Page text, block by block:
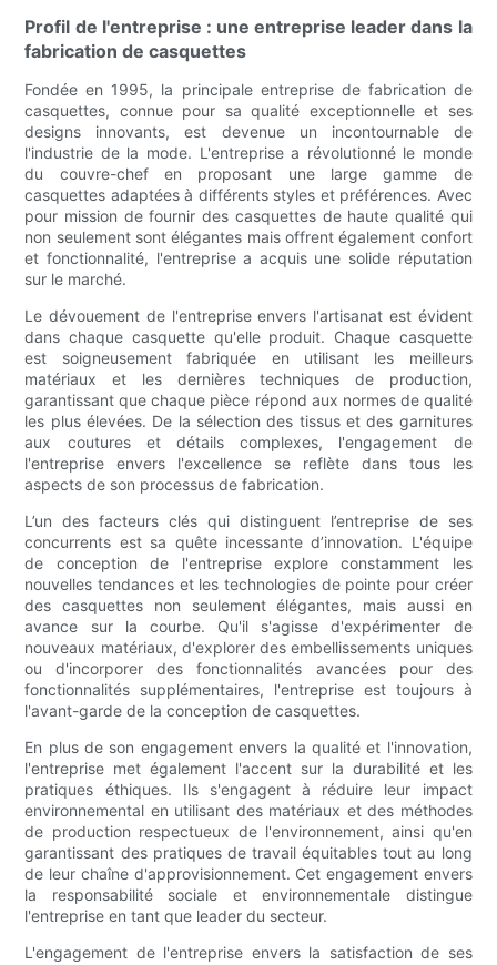
Profil de l'entreprise : une entreprise leader dans la
fabrication de casquettes
Fondée en 1995, la principale entreprise de fabrication de
casquettes, connue pour sa qualité exceptionnelle et ses
designs innovants, est devenue un incontournable de
l'industrie de la mode. L'entreprise a révolutionné le monde
du couvre-chef en proposant une large gamme de
casquettes adaptées à différents styles et préférences. Avec
pour mission de fournir des casquettes de haute qualité qui
non seulement sont élégantes mais offrent également confort
et fonctionnalité, l'entreprise a acquis une solide réputation
sur le marché.
Le dévouement de l'entreprise envers l'artisanat est évident
dans chaque casquette qu'elle produit. Chaque casquette
est soigneusement fabriquée en utilisant les meilleurs
matériaux et les dernières techniques de production,
garantissant que chaque pièce répond aux normes de qualité
les plus élevées. De la sélection des tissus et des garnitures
aux coutures et détails complexes, l'engagement de
l'entreprise envers l'excellence se reflète dans tous les
aspects de son processus de fabrication.
L’un des facteurs clés qui distinguent l’entreprise de ses
concurrents est sa quête incessante d’innovation. L'équipe
de conception de l'entreprise explore constamment les
nouvelles tendances et les technologies de pointe pour créer
des casquettes non seulement élégantes, mais aussi en
avance sur la courbe. Qu'il s'agisse d'expérimenter de
nouveaux matériaux, d'explorer des embellissements uniques
ou d'incorporer des fonctionnalités avancées pour des
fonctionnalités supplémentaires, l'entreprise est toujours à
l'avant-garde de la conception de casquettes.
En plus de son engagement envers la qualité et l'innovation,
l'entreprise met également l'accent sur la durabilité et les
pratiques éthiques. Ils s'engagent à réduire leur impact
environnemental en utilisant des matériaux et des méthodes
de production respectueux de l'environnement, ainsi qu'en
garantissant des pratiques de travail équitables tout au long
de leur chaîne d'approvisionnement. Cet engagement envers
la responsabilité sociale et environnementale distingue
l'entreprise en tant que leader du secteur.
L'engagement de l'entreprise envers la satisfaction de ses